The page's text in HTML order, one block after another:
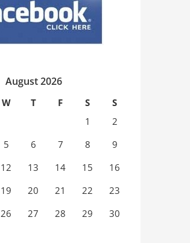
August 2026
W T F S
S
1
2
5 6 7 8
9
12 13 14 15
16
19 20 21 22
23
26 27 28 29
30